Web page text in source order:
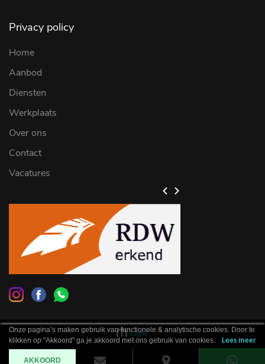
Privacy policy
Home
Aanbod
Diensten
Werkplaats
Over ons
Contact
Vacatures
Onze pagina’s maken gebruik van functionele & analytische cookies. Door te
klikken op "Akkoord" ga je akkoord met ons gebruik van cookies.
Lees meer
AKKOORD